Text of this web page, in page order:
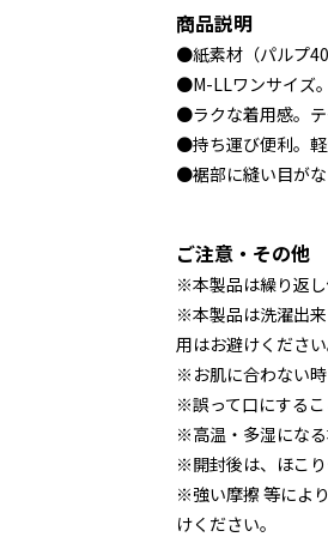
商品説明
●紙素材（パルプ
●M-LLワンサイズ
●ラクな着用感。テ
●持ち運び便利。軽
●裾部に縫い目がな
ご注意・その他
※本製品は繰り返し
※本製品は洗濯出
用はお避けください
※お肌に合わない時
※誤って口にする
※高温・多湿になる
※開封後は、ほこり
※強い摩擦 等によ
けください。